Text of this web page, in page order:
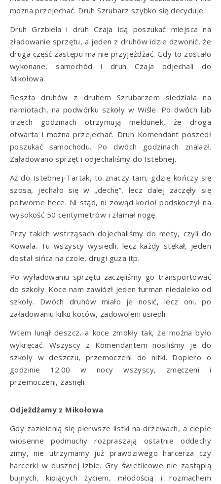
można przejechać. Druh Szrubarz szybko się decyduje.
Druh Grzbiela i druh Czaja idą poszukać miejsca na
zładowanie sprzętu, a jeden z druhów idzie dzwonić, że
druga część zastępu ma nie przyjeżdżać. Gdy to zostało
wykonane, samochód i druh Czaja odjechali do
Mikołowa.
Reszta druhów z druhem Szrubarzem siedziała na
namiotach, na podwórku szkoły w Wiśle. Po dwóch lub
trzech godzinach otrzymują meldunek, że droga
otwarta i można przejechać. Druh Komendant poszedł
poszukać samochodu. Po dwóch godzinach znalazł.
Załadowano sprzęt i odjechaliśmy do Istebnej.
Aż do Istebnej-Tartak, to znaczy tam, gdzie kończy się
szosa, jechało się w „dechę”, lecz dalej zaczęły się
potworne hece. Ni stąd, ni zowąd kocioł podskoczył na
wysokość 50 centymetrów i złamał nogę.
Przy takich wstrząsach dojechaliśmy do mety, czyli do
Kowala. Tu wszyscy wysiedli, lecz każdy stękał, jeden
dostał sińca na czole, drugi guza itp.
Po wyładowaniu sprzętu zaczęliśmy go transportować
do szkoły. Koce nam zawiózł jeden furman niedaleko od
szkoły. Dwóch druhów miało je nosić, lecz oni, po
załadowaniu kilku koców, zadowoleni usiedli.
Wtem lunął deszcz, a koce zmokły tak, że można było
wykręcać. Wszyscy z Komendantem nosiliśmy je do
szkoły w deszczu, przemoczeni do nitki. Dopiero o
godzinie 12.00 w nocy wszyscy, zmęczeni i
przemoczeni, zasnęli.
Odjeżdżamy z Mikołowa
Gdy zazielenią się pierwsze listki na drzewach, a ciepłe
wiosenne podmuchy rozpraszają ostatnie oddechy
zimy, nie utrzymamy już prawdziwego harcerza czy
harcerki w dusznej izbie. Gry świetlicowe nie zastąpią
bujnych, kipiących życiem, młodością i rozmachem